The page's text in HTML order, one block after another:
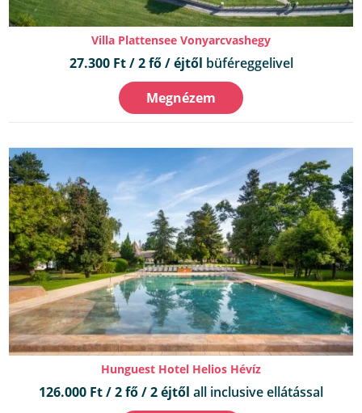
Villa Plattensee Vonyarcvashegy
27.300 Ft / 2 fő / éjtől büféreggelivel
Megnézem
Hunguest Hotel Helios Hévíz
126.000 Ft / 2 fő / 2 éjtől all inclusive ellátással